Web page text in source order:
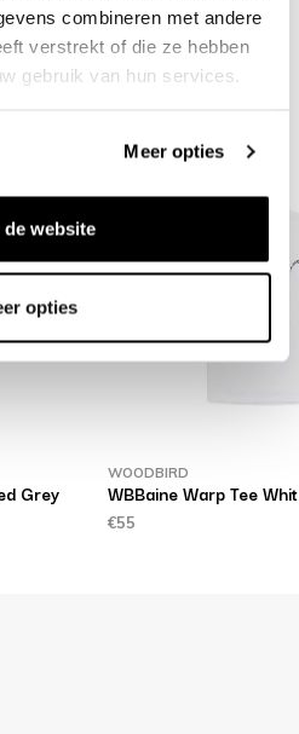
combineren met andere
verstrekt of die ze hebben
gebruik van hun services.
Meer opties
de website
opties
Grey
WOODBIRD
WBBaine Warp Tee
€55